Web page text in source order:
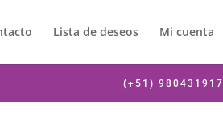
Lista de deseos Mi cuenta
(+51) 980431917